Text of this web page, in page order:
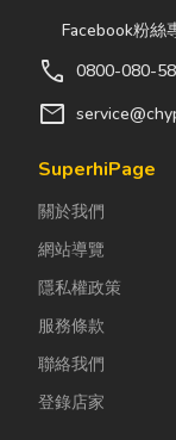
Facebook粉絲
call 0800-080-
mail
SuperhiPage
關於我們
網站導覽
隱私權政策
服務條款
聯絡我們
登錄店家